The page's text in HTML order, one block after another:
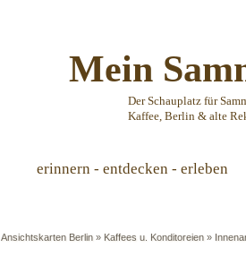
Mein
Der Schauplatz für
Kaffee, Berlin & alte
erinnern - entdecken - erleben
Ansichtskarten Berlin » Kaffees u. Konditoreien »